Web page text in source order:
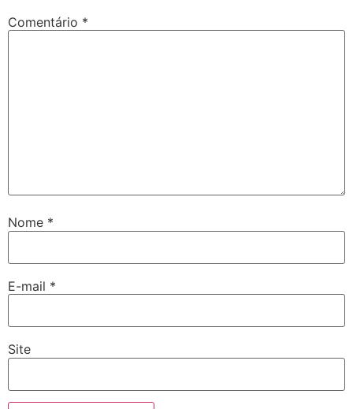
Comentário *
Nome *
E-mail *
Site